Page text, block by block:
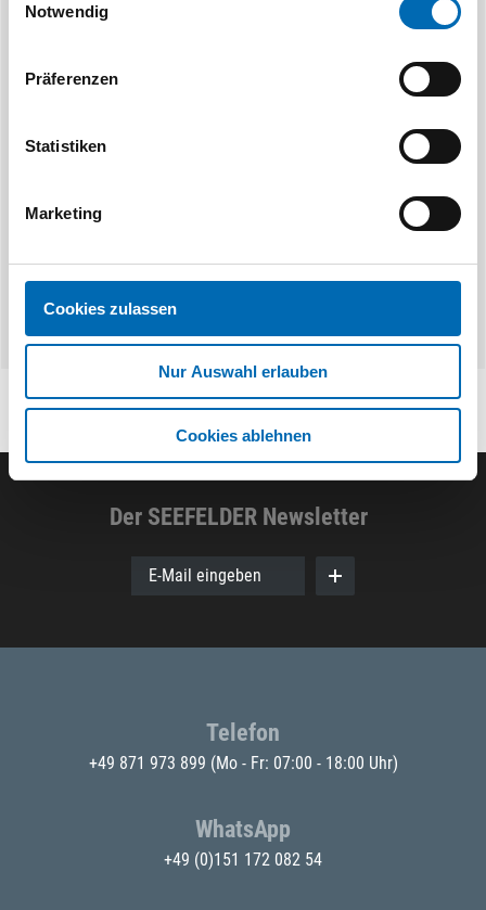
Notwendig
Präferenzen
Statistiken
Marketing
Cookies zulassen
Nur Auswahl erlauben
Cookies ablehnen
2
Der SEEFELDER Newsletter
E-Mail eingeben
Telefon
+49 871 973 899 (Mo - Fr: 07:00 - 18:00 Uhr)
WhatsApp
+49 (0)151 172 082 54